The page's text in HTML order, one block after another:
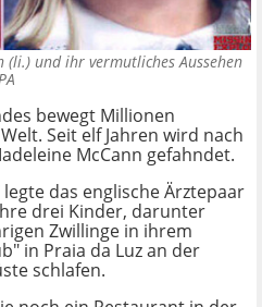
und ihr vermutliches Aussehen
bewegt Millionen
Seit elf Jahren wird nach
McCann gefahndet.
das englische Ärztepaar
drei Kinder, darunter
Zwillinge in ihrem
in Praia da Luz an der
schlafen.